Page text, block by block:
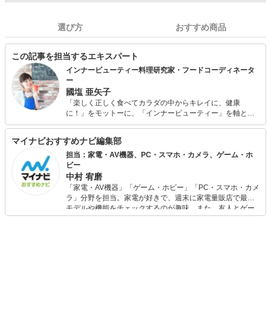
選び方 おすすめ商品
この記事を担当するエキスパート
インナービューティー料理研究家・フードコーディネータ
ー
國塩 亜矢子
「楽しく正しく食べてカラダの中からキレイに、健康
に！」をモットーに、「インナービューティー」を軸とし
たコラムの執筆やレシピ開発等を通じ、女性のライフステ
の母。 【所有資格】 女子栄養大学認定食生活指導士1級、
ベジフルビューティーアドバイザー、調味料ソムリエな
ど。
マイナビおすすめナビ編集部
担当：家電・AV機器、PC・スマホ・カメラ、ゲーム・ホ
ビー
中村 宥磨
「家電・AV機器」「ゲーム・ホビー」「PC・スマホ・カメ
ラ」分野を担当。家電が好きで、週末に家電量販店で最新
モデルや機能をチェックするのが趣味。また、友人とゲー
ムを楽しみながら、新作タイトルやイベント情報もいち早